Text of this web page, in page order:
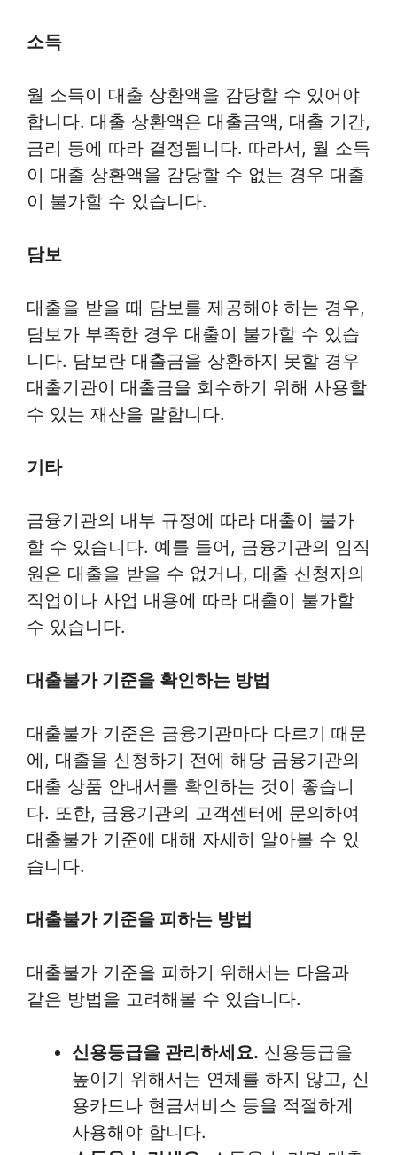
소득
월 소득이 대출 상환액을 감당할 수 있어야
합니다. 대출 상환액은 대출금액, 대출 기간,
금리 등에 따라 결정됩니다. 따라서, 월 소득
이 대출 상환액을 감당할 수 없는 경우 대출
이 불가할 수 있습니다.
담보
대출을 받을 때 담보를 제공해야 하는 경우,
담보가 부족한 경우 대출이 불가할 수 있습
니다. 담보란 대출금을 상환하지 못할 경우
대출기관이 대출금을 회수하기 위해 사용할
수 있는 재산을 말합니다.
기타
금융기관의 내부 규정에 따라 대출이 불가
할 수 있습니다. 예를 들어, 금융기관의 임직
원은 대출을 받을 수 없거나, 대출 신청자의
직업이나 사업 내용에 따라 대출이 불가할
수 있습니다.
대출불가 기준을 확인하는 방법
대출불가 기준은 금융기관마다 다르기 때문
에, 대출을 신청하기 전에 해당 금융기관의
대출 상품 안내서를 확인하는 것이 좋습니
다. 또한, 금융기관의 고객센터에 문의하여
대출불가 기준에 대해 자세히 알아볼 수 있
습니다.
대출불가 기준을 피하는 방법
대출불가 기준을 피하기 위해서는 다음과
같은 방법을 고려해볼 수 있습니다.
신용등급을 관리하세요. 신용등급을
높이기 위해서는 연체를 하지 않고, 신
용카드나 현금서비스 등을 적절하게
사용해야 합니다.